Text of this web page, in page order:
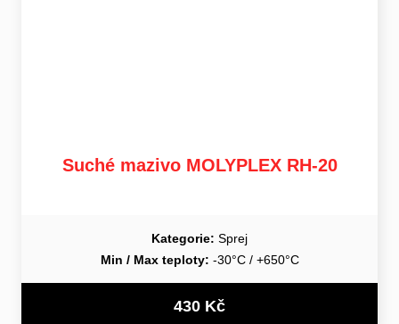
Suché mazivo MOLYPLEX RH-20
Kategorie: Sprej
Min / Max teploty: -30°C / +650°C
430 Kč